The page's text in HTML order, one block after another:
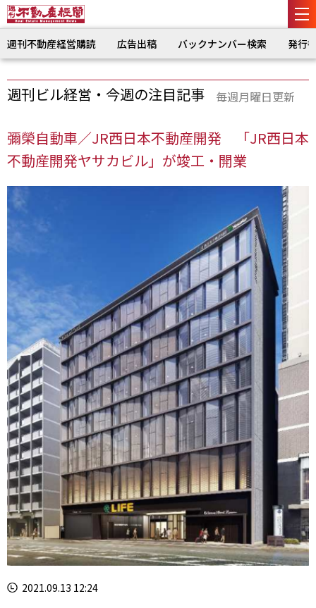
週刊不動産経営購読 広告出稿 バックナンバー検索 発行
週刊ビル経営・今週の注目記事 毎週月曜日更新
彌榮自動車／JR西日本不動産開発 「JR西日本
不動産開発ヤサカビル」が竣工・開業
2021.09.13 12:24